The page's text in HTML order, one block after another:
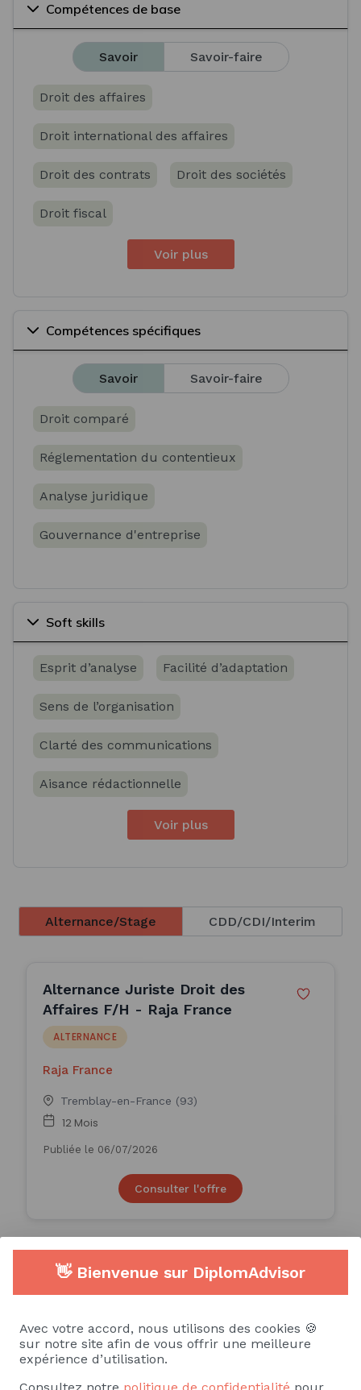
Compétences de base
Savoir Savoir-faire
Droit des affaires
Droit international des affaires
Droit des contrats Droit des sociétés
Droit fiscal
Voir plus
Compétences spécifiques
Savoir Savoir-faire
Droit comparé
Réglementation du contentieux
Analyse juridique
Gouvernance d'entreprise
Soft skills
Esprit d’analyse Facilité d’adaptation
Sens de l’organisation
Clarté des communications
Aisance rédactionnelle
Voir plus
Alternance/Stage CDD/CDI/Interim
Alternance Juriste Droit des
Affaires F/H - Raja France
ALTERNANCE
Raja France
Tremblay-en-France (93)
12 Mois
Publiée le 06/07/2026
Consulter l'offre
ALTERNANCE - Juriste en droit
Boulogne-Billancourt (92)
👋 Bienvenue sur DiplomAdvisor
Avec votre accord, nous utilisons des cookies 🍪
sur notre site afin de vous offrir une meilleure
expérience d’utilisation.